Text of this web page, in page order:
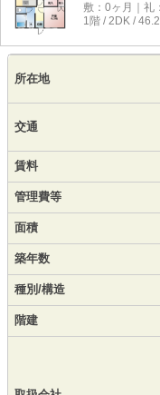
敷：0ヶ月｜礼
1階 / 2DK /
所在地
交通
賃料
管理費等
面積
築年数
種別/構造
階建